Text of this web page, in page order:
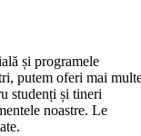
și programele
putem oferi mai
studenți și tineri
noastre. Le